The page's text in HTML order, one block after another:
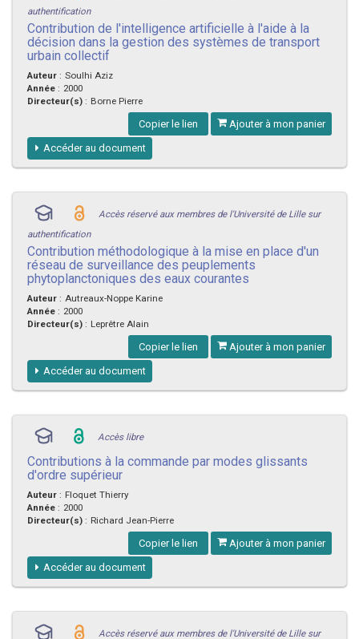
authentification
Contribution de l'intelligence artificielle à l'aide à la
décision dans la gestion des systèmes de transport
urbain collectif
Auteur : Soulhi Aziz
Année : 2000
Directeur(s) : Borne Pierre
Copier le lien Ajouter à mon panier
Accéder au document
Accès réservé aux membres de l'Université de Lille sur
authentification
Contribution méthodologique à la mise en place d'un
réseau de surveillance des peuplements
phytoplanctoniques des eaux courantes
Auteur : Autreaux-Noppe Karine
Année : 2000
Directeur(s) : Leprêtre Alain
Copier le lien Ajouter à mon panier
Accéder au document
Accès libre
Contributions à la commande par modes glissants
d'ordre supérieur
Auteur : Floquet Thierry
Année : 2000
Directeur(s) : Richard Jean-Pierre
Copier le lien Ajouter à mon panier
Accéder au document
Accès réservé aux membres de l'Université de Lille sur